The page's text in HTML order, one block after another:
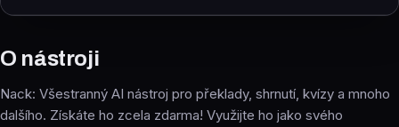
O nástroji
Nack: Všestranný AI nástroj pro překlady, shrnutí, kvízy a mnoho
dalšího. Získáte ho zcela zdarma! Využijte ho jako svého